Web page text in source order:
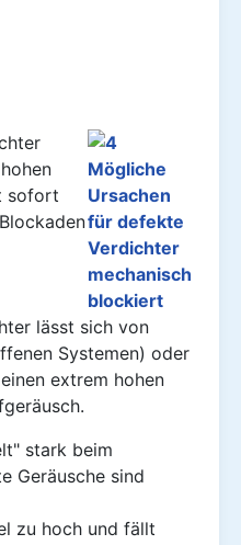
sofort
lässt sich von
Systemen) oder
extrem hohen
stark beim
Geräusche sind
zu hoch und fällt